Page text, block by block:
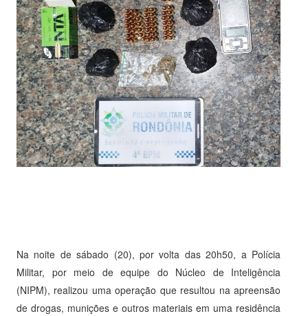
Na noite de sábado (20), por volta das 20h50, a Polícia
Militar, por meio de equipe do Núcleo de Inteligência
(NIPM), realizou uma operação que resultou na apreensão
de drogas, munições e outros materiais em uma residência